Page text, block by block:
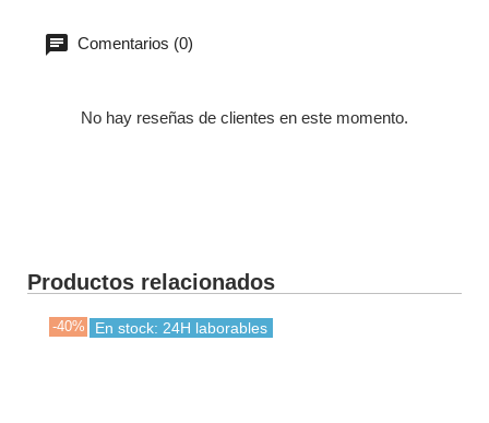
Comentarios (0)
No hay reseñas de clientes en este momento.
Productos relacionados
-40% En stock: 24H laborables